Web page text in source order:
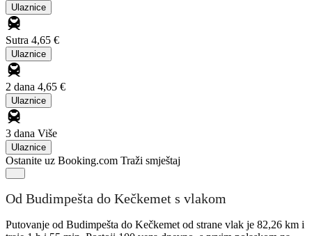
Ulaznice
Sutra 4,65 €
Ulaznice
2 dana 4,65 €
Ulaznice
3 dana Više
Ulaznice
Ostanite uz Booking.com Traži smještaj
Od Budimpešta do Kečkemet s vlakom
Putovanje od Budimpešta do Kečkemet od strane vlak je 82,26 km i